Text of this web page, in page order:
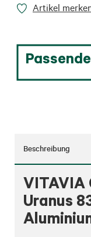
Artikel
Beschreibung
VITAVIA
Uranus